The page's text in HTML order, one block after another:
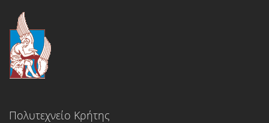
Πολυτεχνείο Κρήτης